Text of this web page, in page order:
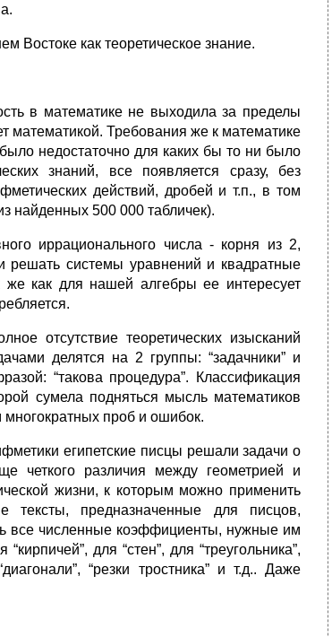
Востоке как теоретическое знание.
в математике не выходила за пределы
математикой. Требования же к математике
недостаточно для каких бы то ни было
знаний, все появляется сразу, без
действий, дробей и т.п., в том
найденных 500 000 табличек).
иррационального числа - корня из 2,
решать системы уравнений и квадратные
же как для нашей алгебры ее интересует
отсутствие теоретических изысканий
делятся на 2 группы: “задачники” и
“такова процедура”. Классификация
сумела подняться мысль математиков
проб и ошибок.
египетские писцы решали задачи о
четкого различия между геометрией и
жизни, к которым можно применить
тексты, предназначенные для писцов,
все численные коэффициенты, нужные им
для “стен”, для “треугольника”,
“резки тростника” и т.д.. Даже